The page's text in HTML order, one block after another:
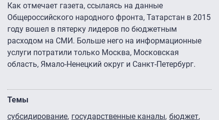
Как отмечает газета, ссылаясь на данные
Общероссийского народного фронта, Татарстан в 2015
году вошел в пятерку лидеров по бюджетным
расходом на СМИ. Больше него на информационные
услуги потратили только Москва, Московская
область, Ямало-Ненецкий округ и Санкт-Петербург.
Темы
субсидирование государственные каналы бюджет